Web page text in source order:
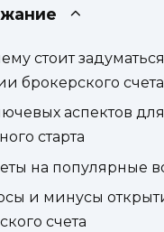
стоит
брокерского
аспектов для
старта
на популярные
и минусы
счета